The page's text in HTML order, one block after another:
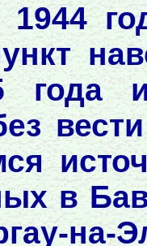
1944
года
в
на-